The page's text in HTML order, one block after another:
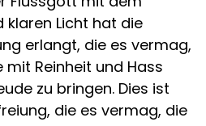
Licht hat die
erlangt, die es vermag,
mit Reinheit und Hass
zu bringen. Dies ist
die es vermag, die